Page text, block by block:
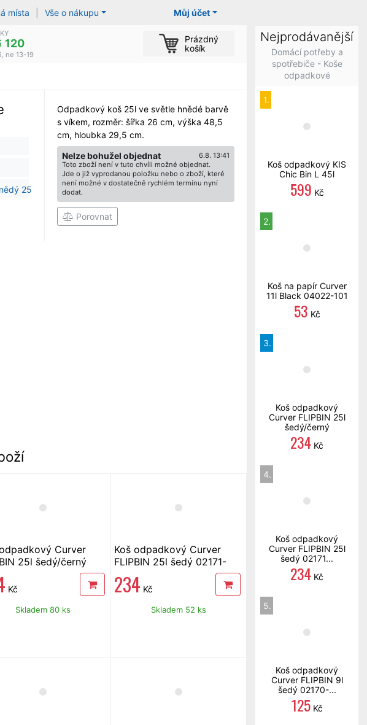
Můj účet
místa Vše o nákupu
120
ne 13-19
Prázdný
košík
Odpadkový koš 25l ve světle hnědé barvě
s víkem, rozměr: šířka 26 cm, výška 48,5
cm, hloubka 29,5 cm.
6.8. 13:41
Nelze bohužel objednat
Toto zboží není v tuto chvíli možné objednat.
Jde o již vyprodanou položku nebo o zboží, které
není možné v dostatečně rychlém termínu nyní
dodat.
Porovnat
Curver
25l šedý/černý
Kč
Skladem 80 ks
Koš odpadkový Curver
FLIPBIN 25l šedý 02171-
234 Kč
Skladem 52 ks
Nejprodávanější
Domácí potřeby a
spotřebiče - Koše
odpadkové
1.
Koš odpadkový KIS
Chic Bin L 45l
599 Kč
2.
Koš na papír Curver
11l Black 04022-101
53 Kč
3.
Koš odpadkový
Curver FLIPBIN 25l
šedý/černý
234 Kč
4.
Koš odpadkový
Curver FLIPBIN 25l
šedý 02171...
234 Kč
5.
Koš odpadkový
Curver FLIPBIN 9l
šedý 02170-...
125Kč